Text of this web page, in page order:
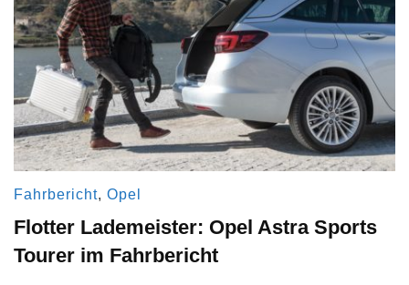
Fahrbericht, Opel
Flotter Lademeister: Opel Astra Sports
Tourer im Fahrbericht